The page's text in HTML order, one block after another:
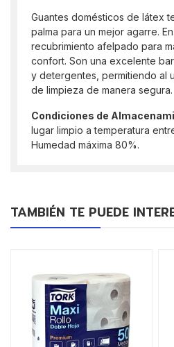
Guantes domésticos de látex
palma para un mejor agarre.
recubrimiento afelpado para
confort. Son una excelente
y detergentes, permitiendo al
de limpieza de manera segura.
Condiciones de
lugar limpio a temperatura
Humedad máxima 80%.
TAMBIÉN TE PUEDE